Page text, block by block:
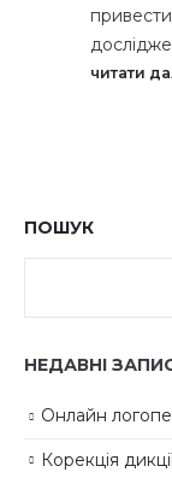
читати
ПОШУК
НЕДАВНІ
Онлайн
Корекція